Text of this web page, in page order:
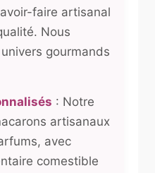
faire artisanal
Nous
gourmands
: Notre
artisanaux
avec
comestible